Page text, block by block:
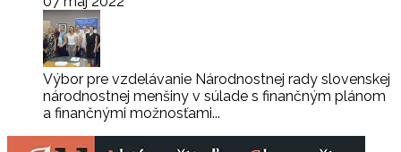
Výbor pre vzdelávanie Národnostnej rady slovenskej
národnostnej menšiny v súlade s finančným plánom
a finančnými možnosťami...